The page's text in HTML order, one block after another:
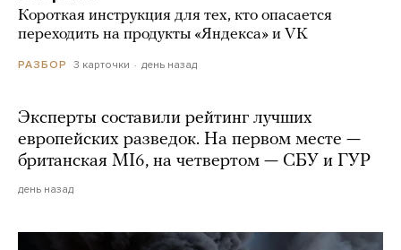
Короткая инструкция для тех, кто опасается
переходить на продукты «Яндекса» и VK
РАЗБОР 3 карточки день назад
Эксперты составили рейтинг лучших
европейских разведок. На первом месте —
британская MI6, на четвертом — СБУ и ГУР
день назад